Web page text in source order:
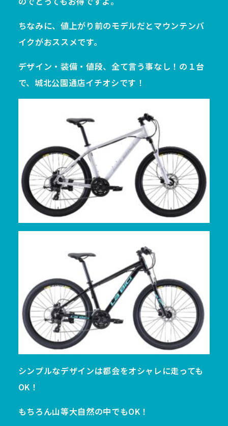
ちなみに、値上がり前のモデルだとマウンテンバ
イクがおススメです。
デザイン・装備・値段、全て言う事なし！の１台
で、城北公園通店イチオシです！
シンプルなデザインは都会をオシャレに走っても
OK！
もちろん山等大自然の中でもOK！